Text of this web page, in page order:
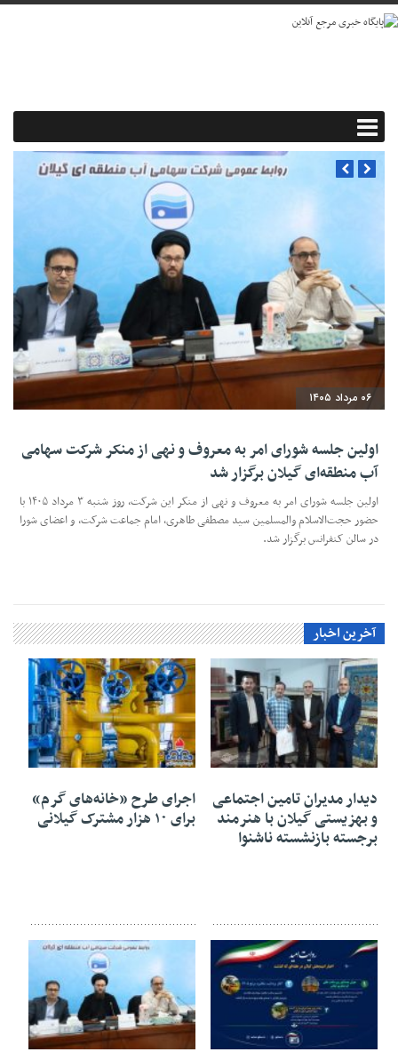
۰۶ مرداد ۱۴۰۵
اولین جلسه شورای امر به معروف و نهی از منکر شرکت سهامی
آب منطقه‌ای گیلان برگزار شد
اولین جلسه شورای امر به معروف و نهی از منکر این شرکت، روز شنبه ۳ مرداد ۱۴۰۵ با
حضور حجت‌الاسلام والمسلمین سید مصطفی طاهری، امام جماعت شرکت، و اعضای شورا
در سالن کنفرانس برگزار شد.
آخرین اخبار
۰۶ مرداد ۱۴۰۵
دیدار مدیران تامین اجتماعی
و بهزیستی گیلان با هنرمند
برجسته بازنشسته ناشنوا
۰۶ مرداد ۱۴۰۵
اجرای طرح «خانه‌های گرم»
برای ۱۰ هزار مشترک گیلانی
۰۶ مرداد ۱۴۰۵